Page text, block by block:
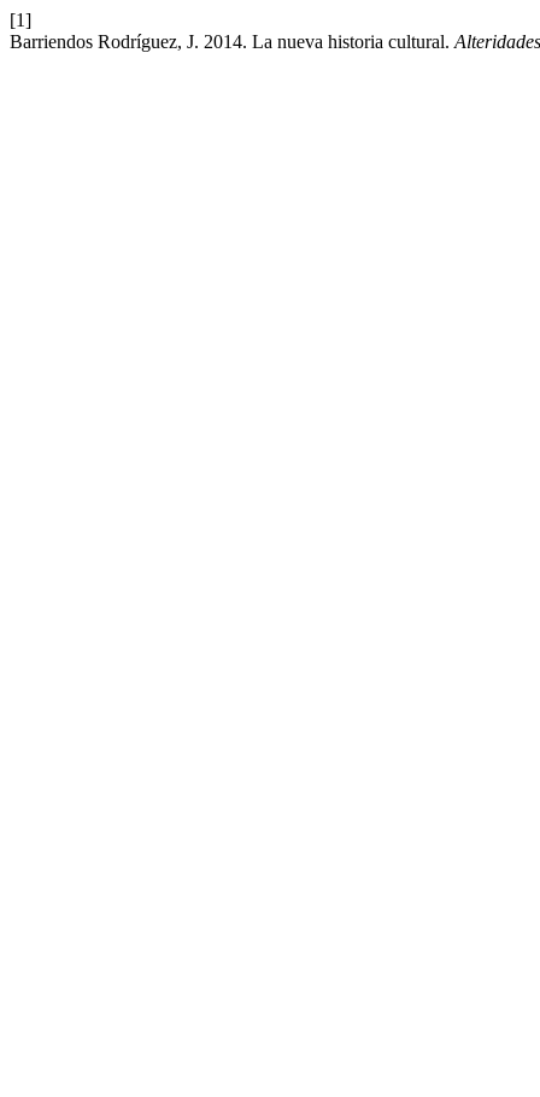
[1]
Barriendos Rodríguez, J. 2014. La nueva historia cultural. Alteridades